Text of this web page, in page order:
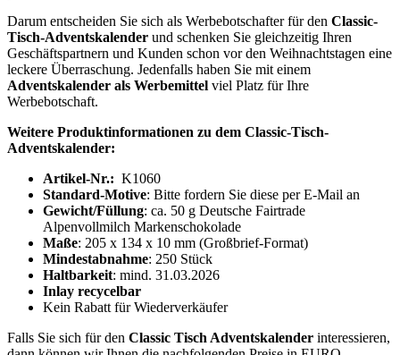
Darum entscheiden Sie sich als Werbebotschafter für den Classic-
Tisch-Adventskalender und schenken Sie gleichzeitig Ihren
Geschäftspartnern und Kunden schon vor den Weihnachtstagen eine
leckere Überraschung. Jedenfalls haben Sie mit einem
Adventskalender als Werbemittel viel Platz für Ihre
Werbebotschaft.
Weitere Produktinformationen zu dem Classic-Tisch-
Adventskalender:
Artikel-Nr.: K1060
Standard-Motive: Bitte fordern Sie diese per E-Mail an
Gewicht/Füllung: ca. 50 g Deutsche Fairtrade
Alpenvollmilch Markenschokolade
Maße: 205 x 134 x 10 mm (Großbrief-Format)
Mindestabnahme: 250 Stück
Haltbarkeit: mind. 31.03.2026
Inlay recycelbar
Kein Rabatt für Wiederverkäufer
Falls Sie sich für den Classic Tisch Adventskalender interessieren,